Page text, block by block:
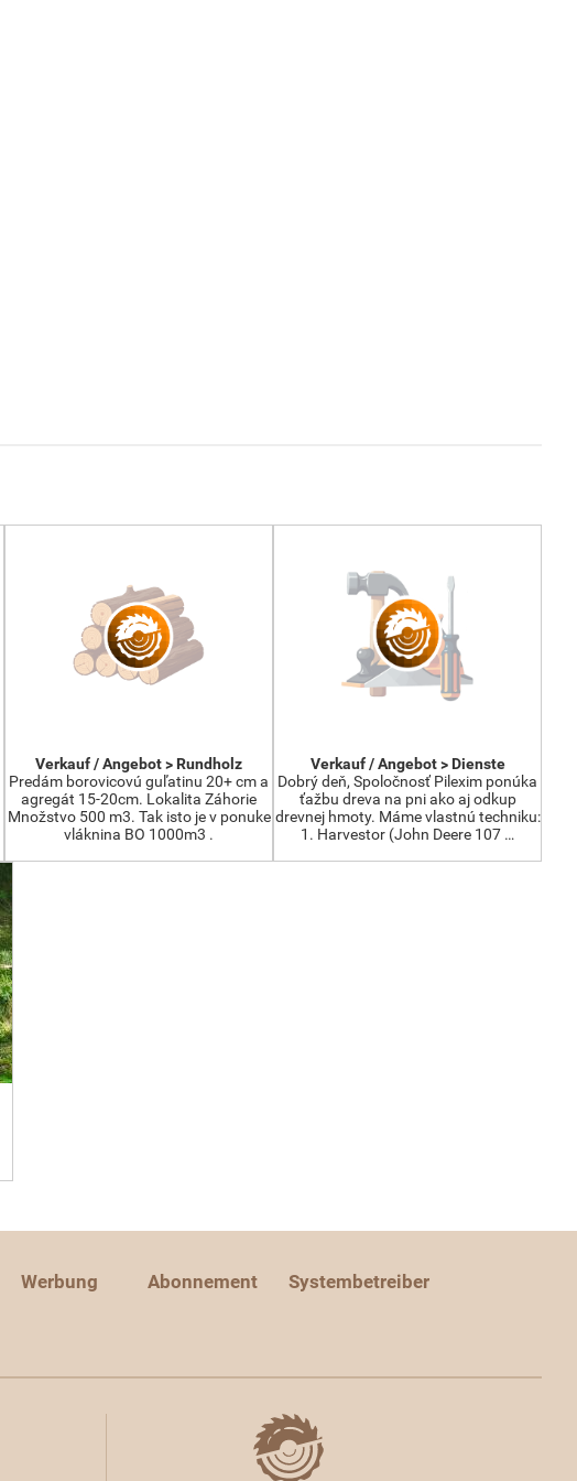
Verkauf / Angebot > Rundholz
Predám borovicovú guľatinu 20+ cm a
agregát 15-20cm. Lokalita Záhorie
Množstvo 500 m3. Tak isto je v ponuke
vláknina BO 1000m3 .
Verkauf / Angebot > Dienste
Dobrý deň, Spoločnosť Pilexim ponúka
ťažbu dreva na pni ako aj odkup
drevnej hmoty. Máme vlastnú techniku:
1. Harvestor (John Deere 107 …
Werbung Abonnement Systembetreiber